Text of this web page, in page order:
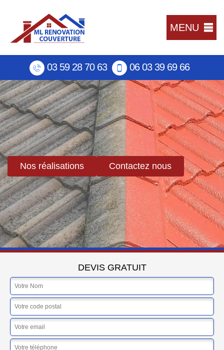
MENU
03 59 28 70 63 06 03 39 69 66
Nos réalisations Contactez nous
DEVIS GRATUIT